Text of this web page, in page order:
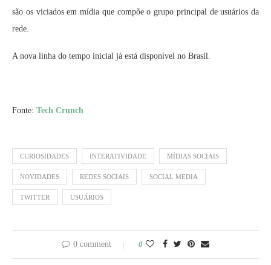
são os viciados em mídia que compõe o grupo principal de usuários da
rede.
A nova linha do tempo inicial já está disponível no Brasil.
Fonte: Tech Crunch
CURIOSIDADES INTERATIVIDADE MÍDIAS SOCIAIS
NOVIDADES REDES SOCIAIS SOCIAL MEDIA
TWITTER USUÁRIOS
0 comment 0